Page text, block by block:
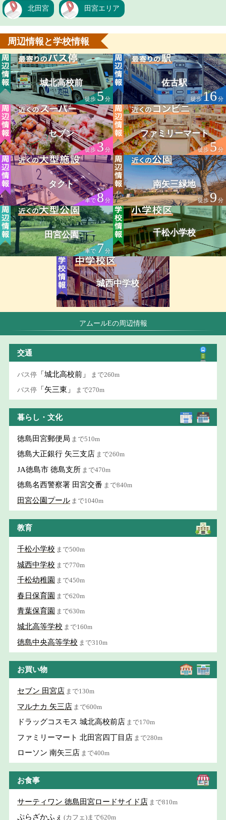
北田宮 田宮エリア
周辺情報と学校情報
城北高校前
徒歩5分
佐古駅
徒歩16分
セブン
徒歩3分
ファミリーマート
徒歩5分
タクト
車で8分
南矢三緑地
徒歩9 分
田宮公園
車で7分
千松小学校
城西中学校
アムールEの周辺情報
交通
バス停 「城北高校前」 まで260m
バス停 「矢三東」 まで270m
暮らし・文化
徳島田宮郵便局 まで510m
徳島大正銀行 矢三支店 まで260m
JA徳島市 徳島支所 まで470m
徳島名西警察署 田宮交番 まで840m
田宮公園プール まで1040m
教育
千松小学校 まで500m
城西中学校 まで770m
千松幼稚園 まで450m
春日保育園 まで620m
青葉保育園 まで630m
城北高等学校 まで160m
徳島中央高等学校 まで310m
お買い物
セブン 田宮店 まで130m
マルナカ 矢三店 まで600m
ドラッグコスモス 城北高校前店 まで170m
ファミリーマート 北田宮四丁目店 まで280m
ローソン 南矢三店 まで400m
お食事
サーティワン 徳島田宮ロードサイド店 まで810m
ぷらざかふぇ (カフェ)まで620m